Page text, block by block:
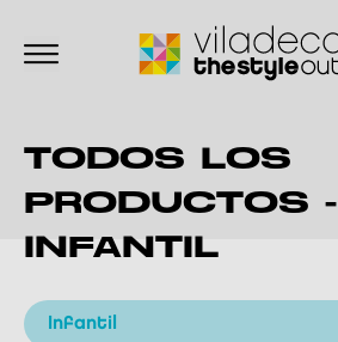
TODOS LOS
PRODUCTOS -
INFANTIL
Infantil